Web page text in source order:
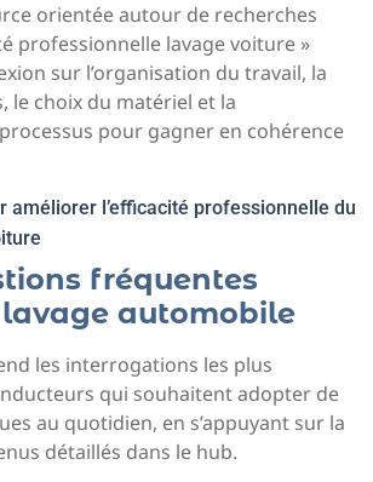
orientée autour de recherches
professionnelle lavage voiture »
sur l’organisation du travail, la
le choix du matériel et la
pour gagner en cohérence
améliorer l’efficacité professionnelle du
fréquentes
automobile
les interrogations les plus
qui souhaitent adopter de
au quotidien, en s’appuyant sur la
détaillés dans le hub.